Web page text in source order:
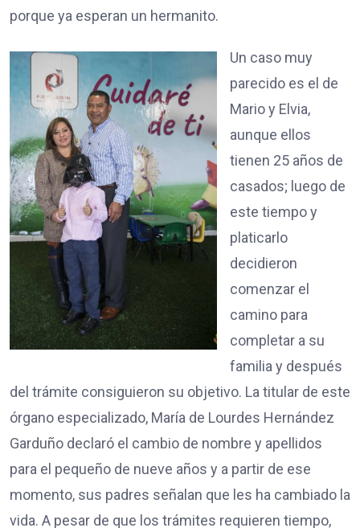
porque ya esperan un hermanito.
Un caso muy
parecido es el de
Mario y Elvia,
aunque ellos
tienen 25 años de
casados; luego de
este tiempo y
platicarlo
decidieron
comenzar el
camino para
completar a su
familia y después
del trámite consiguieron su objetivo. La titular de este
órgano especializado, María de Lourdes Hernández
Garduño declaró el cambio de nombre y apellidos
para el pequeño de nueve años y a partir de ese
momento, sus padres señalan que les ha cambiado la
vida. A pesar de que los trámites requieren tiempo,